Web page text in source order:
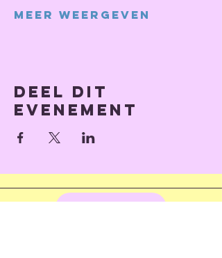
Meer weergeven
Deel dit
evenement